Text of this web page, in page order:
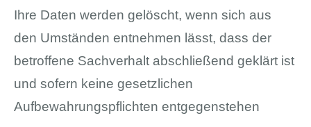
Ihre Daten werden gelöscht, wenn sich aus
den Umständen entnehmen lässt, dass der
betroffene Sachverhalt abschließend geklärt ist
und sofern keine gesetzlichen
Aufbewahrungspflichten entgegenstehen